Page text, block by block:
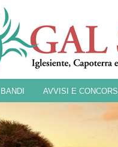
BANDI AVVISI E CONCORSI